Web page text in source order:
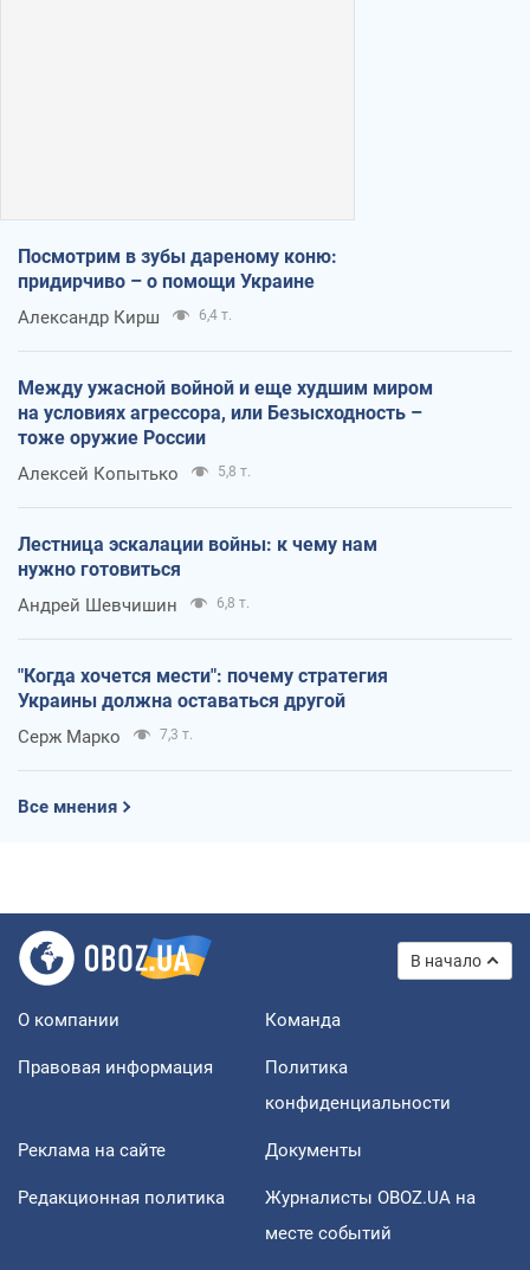
Посмотрим в зубы дареному коню:
придирчиво – о помощи Украине
Александр Кирш 6,4 т.
Между ужасной войной и еще худшим миром
на условиях агрессора, или Безысходность –
тоже оружие России
Алексей Копытько 5,8 т.
Лестница эскалации войны: к чему нам
нужно готовиться
Андрей Шевчишин 6,8 т.
"Когда хочется мести": почему стратегия
Украины должна оставаться другой
Серж Марко 7,3 т.
Все мнения
В начало
О компании Команда
Правовая информация
Политика
конфиденциальности
Реклама на сайте Документы
Редакционная политика
Журналисты OBOZ.UA на
месте событий